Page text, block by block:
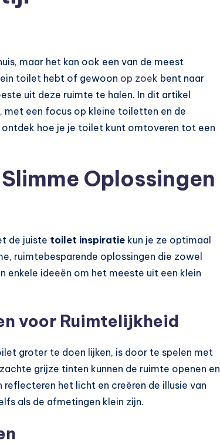
maar het kan ook een van de meest
toilet hebt of gewoon op zoek bent naar
uit deze ruimte te halen. In dit artikel
met een focus op kleine toiletten en de
ontdek hoe je je toilet kunt omtoveren tot een
Oplossingen
de juiste toilet inspiratie kun je ze optimaal
ruimtebesparende oplossingen die zowel
enkele ideeën om het meeste uit een klein
voor Ruimtelijkheid
groter te doen lijken, is door te spelen met
grijze tinten kunnen de ruimte openen en
reflecteren het licht en creëren de illusie van
als de afmetingen klein zijn.